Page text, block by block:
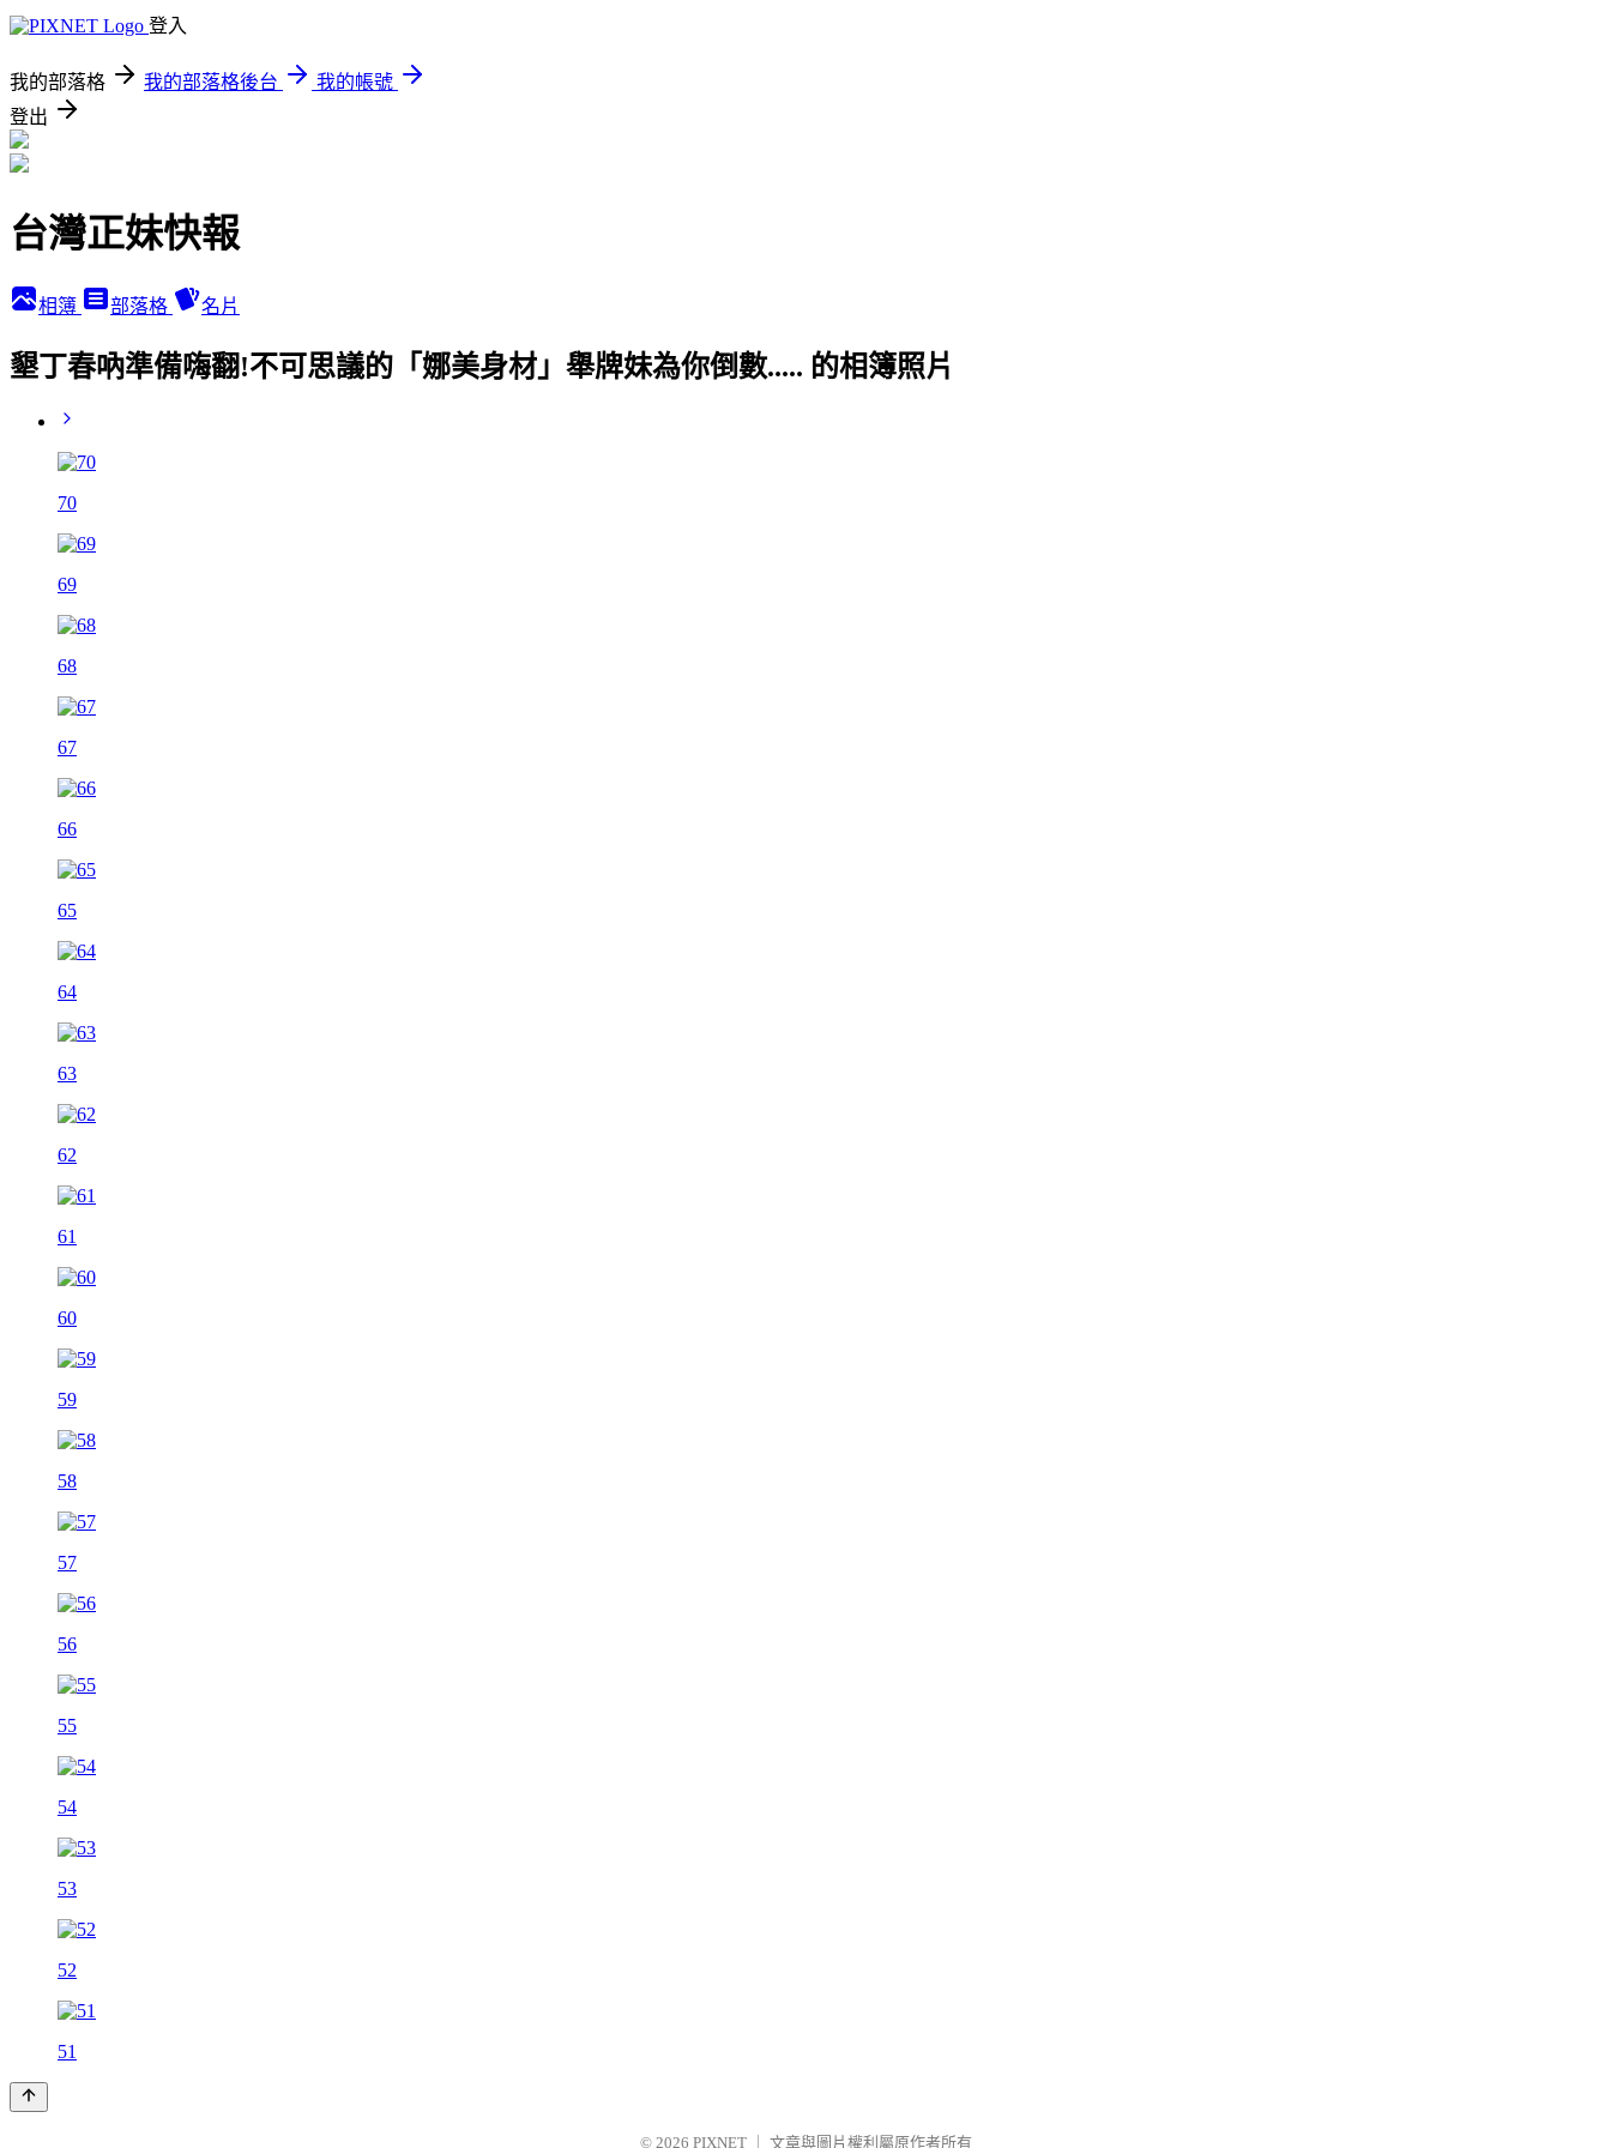
登入
我的部落格 我的部落格後台
我的帳號
登出
台灣正妹快報
相簿 部落格 名片
墾丁春吶準備嗨翻!不可思議的「娜美身材」舉牌妹為你倒數..... 的相簿照片
70
69
68
67
66
65
64
63
62
61
60
59
58
57
56
55
54
53
52
51
© 2026 PIXNET 文章與圖片權利屬原作者所有